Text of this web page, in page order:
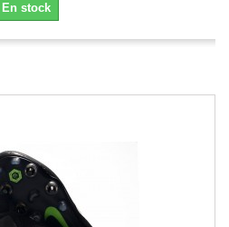
En stock